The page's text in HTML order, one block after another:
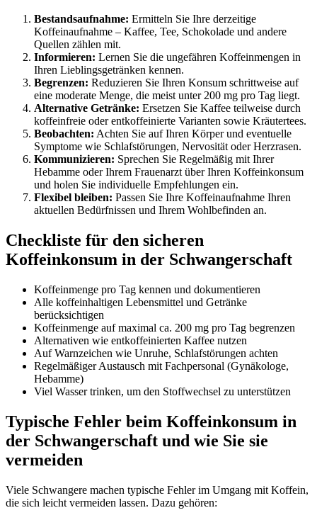
Bestandsaufnahme: Ermitteln Sie Ihre derzeitige
Koffeinaufnahme – Kaffee, Tee, Schokolade und andere
Quellen zählen mit.
Informieren: Lernen Sie die ungefähren Koffeinmengen in
Ihren Lieblingsgetränken kennen.
Begrenzen: Reduzieren Sie Ihren Konsum schrittweise auf
eine moderate Menge, die meist unter 200 mg pro Tag liegt.
Alternative Getränke: Ersetzen Sie Kaffee teilweise durch
koffeinfreie oder entkoffeinierte Varianten sowie Kräutertees.
Beobachten: Achten Sie auf Ihren Körper und eventuelle
Symptome wie Schlafstörungen, Nervosität oder Herzrasen.
Kommunizieren: Sprechen Sie Regelmäßig mit Ihrer
Hebamme oder Ihrem Frauenarzt über Ihren Koffeinkonsum
und holen Sie individuelle Empfehlungen ein.
Flexibel bleiben: Passen Sie Ihre Koffeinaufnahme Ihren
aktuellen Bedürfnissen und Ihrem Wohlbefinden an.
Checkliste für den sicheren
Koffeinkonsum in der Schwangerschaft
Koffeinmenge pro Tag kennen und dokumentieren
Alle koffeinhaltigen Lebensmittel und Getränke
berücksichtigen
Koffeinmenge auf maximal ca. 200 mg pro Tag begrenzen
Alternativen wie entkoffeinierten Kaffee nutzen
Auf Warnzeichen wie Unruhe, Schlafstörungen achten
Regelmäßiger Austausch mit Fachpersonal (Gynäkologe,
Hebamme)
Viel Wasser trinken, um den Stoffwechsel zu unterstützen
Typische Fehler beim Koffeinkonsum in
der Schwangerschaft und wie Sie sie
vermeiden
Viele Schwangere machen typische Fehler im Umgang mit Koffein,
die sich leicht vermeiden lassen. Dazu gehören: